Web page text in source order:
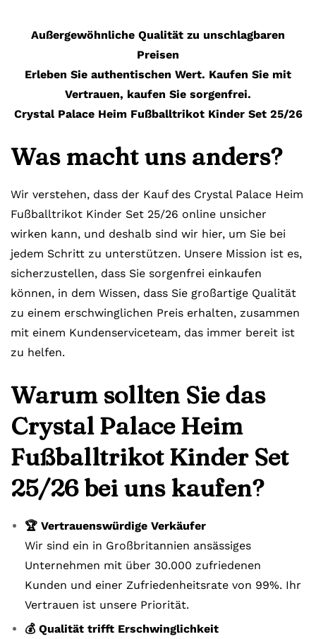
Außergewöhnliche Qualität zu unschlagbaren
Preisen
Erleben Sie authentischen Wert. Kaufen Sie mit
Vertrauen, kaufen Sie sorgenfrei.
Crystal Palace Heim Fußballtrikot Kinder Set 25/26
Was macht uns anders?
Wir verstehen, dass der Kauf des Crystal Palace Heim
Fußballtrikot Kinder Set 25/26 online unsicher
wirken kann, und deshalb sind wir hier, um Sie bei
jedem Schritt zu unterstützen. Unsere Mission ist es,
sicherzustellen, dass Sie sorgenfrei einkaufen
können, in dem Wissen, dass Sie großartige Qualität
zu einem erschwinglichen Preis erhalten, zusammen
mit einem Kundenserviceteam, das immer bereit ist
zu helfen.
Warum sollten Sie das
Crystal Palace Heim
Fußballtrikot Kinder Set
25/26 bei uns kaufen?
🏆 Vertrauenswürdige Verkäufer
Wir sind ein in Großbritannien ansässiges
Unternehmen mit über 30.000 zufriedenen
Kunden und einer Zufriedenheitsrate von 99%. Ihr
Vertrauen ist unsere Priorität.
💰 Qualität trifft Erschwinglichkeit